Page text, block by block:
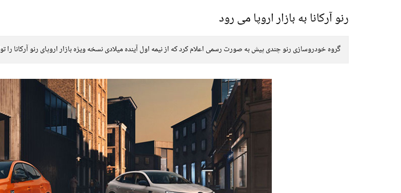
رنو آرکانا به بازار اروپا می رود
گروه خودروسازی رنو چندی پیش به صورت رسمی اعلام کرد که از نیمه اول آینده میلادی نسخه ویژه بازار اروپای رنو آرکانا